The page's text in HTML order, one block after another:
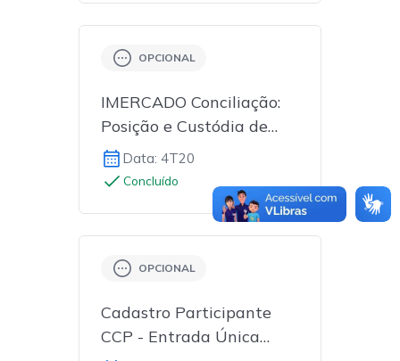
OPCIONAL
IMERCADO Conciliação:
Posição e Custódia de
Operações de Balcão
Data: 4T20
Concluído
OPCIONAL
Cadastro Participante
CCP - Entrada Única